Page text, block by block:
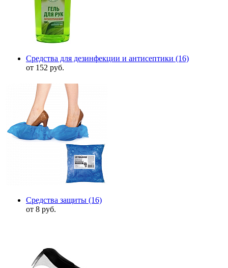
Средства для дезинфекции и антисептики (16)
от 152 руб.
Средства защиты (16)
от 8 руб.